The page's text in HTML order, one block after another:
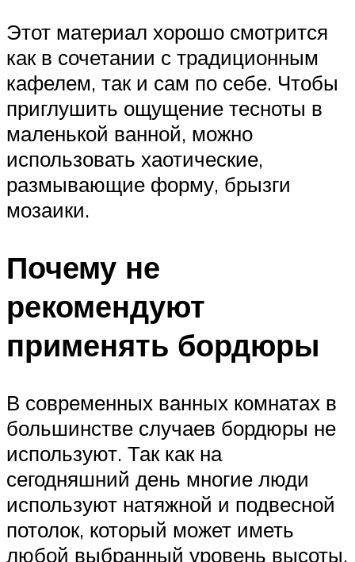
Этот материал хорошо смотрится
как в сочетании с традиционным
кафелем, так и сам по себе. Чтобы
приглушить ощущение тесноты в
маленькой ванной, можно
использовать хаотические,
размывающие форму, брызги
мозаики.
Почему не
рекомендуют
применять бордюры
В современных ванных комнатах в
большинстве случаев бордюры не
используют. Так как на
сегодняшний день многие люди
используют натяжной и подвесной
потолок, который может иметь
любой выбранный уровень высоты,